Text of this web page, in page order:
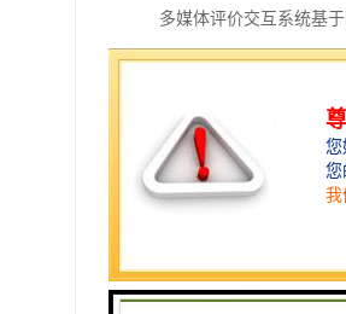
多媒体评价交互系统基
换到实际的使用场景中
目前，根据使用环境差
1. 自定义语音播报：多
容；默认提供中文平台
2. 时间、天气等生活提
息